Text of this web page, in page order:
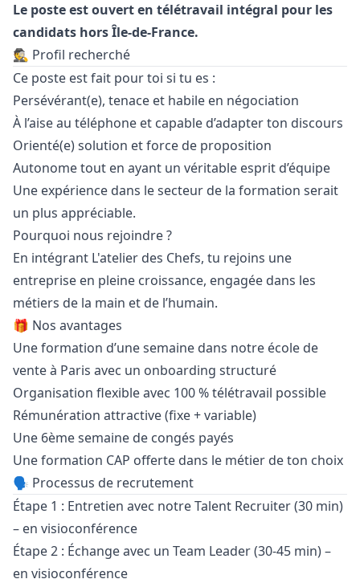
Le poste est ouvert en télétravail intégral pour les
candidats hors Île-de-France.
🕵️ Profil recherché
Ce poste est fait pour toi si tu es :
Persévérant(e), tenace et habile en négociation
À l’aise au téléphone et capable d’adapter ton discours
Orienté(e) solution et force de proposition
Autonome tout en ayant un véritable esprit d’équipe
Une expérience dans le secteur de la formation serait
un plus appréciable.
Pourquoi nous rejoindre ?
En intégrant L'atelier des Chefs, tu rejoins une
entreprise en pleine croissance, engagée dans les
métiers de la main et de l’humain.
🎁 Nos avantages
Une formation d’une semaine dans notre école de
vente à Paris avec un onboarding structuré
Organisation flexible avec 100 % télétravail possible
Rémunération attractive (fixe + variable)
Une 6ème semaine de congés payés
Une formation CAP offerte dans le métier de ton choix
🗣️ Processus de recrutement
Étape 1 : Entretien avec notre Talent Recruiter (30 min)
– en visioconférence
Étape 2 : Échange avec un Team Leader (30-45 min) –
en visioconférence